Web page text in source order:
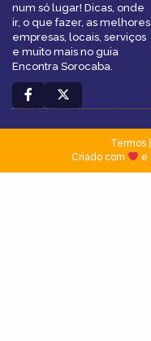
num só lugar! Dicas, onde
ir, o que fazer, as melhores
empresas, locais, serviços
e muito mais no guia
Encontra Sorocaba.
Termos|
Criado com
e